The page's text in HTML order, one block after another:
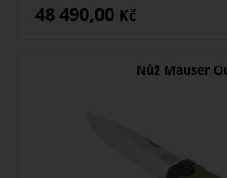
48 490,00 Kč
Nůž Mauser